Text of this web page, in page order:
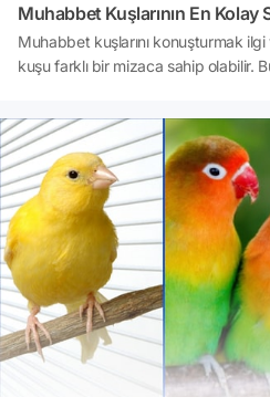
Muhabbet Kuşlarının En
Muhabbet kuşlarını konuşturmak
kuşu farklı bir mizaca sahip olabilir.
kuşları kolayca söyleyebiliyor. İşte o